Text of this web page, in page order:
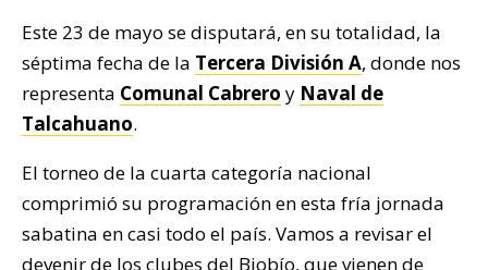
Este 23 de mayo se disputará, en su totalidad, la
séptima fecha de la Tercera División A, donde nos
representa Comunal Cabrero y Naval de
Talcahuano.
El torneo de la cuarta categoría nacional
comprimió su programación en esta fría jornada
sabatina en casi todo el país. Vamos a revisar el
devenir de los clubes del Biobío, que vienen de